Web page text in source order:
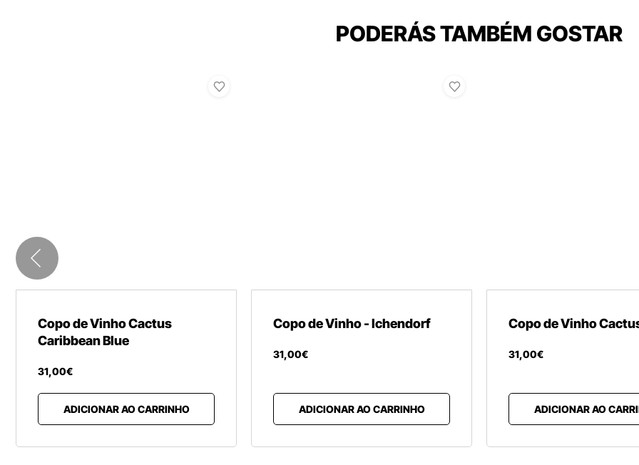
PODERÁS TAMBÉM GOSTAR
Copo de Vinho Cactus
Caribbean Blue
31,00€
ADICIONAR AO CARRINHO
Copo de Vinho - Ichendorf
31,00€
ADICIONAR AO CARRINHO
Copo de Vinho
31,00€
ADICIONAR AO